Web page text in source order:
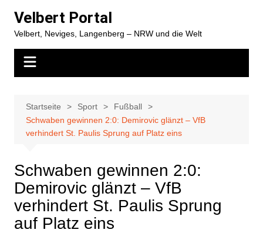
Inhalt
springen
Velbert Portal
Velbert, Neviges, Langenberg – NRW und die Welt
Startseite Sport
Fußball
Schwaben gewinnen 2:0: Demirovic glänzt – VfB
verhindert St. Paulis Sprung auf Platz eins
Schwaben gewinnen 2:0:
Demirovic glänzt – VfB
verhindert St. Paulis Sprung
auf Platz eins